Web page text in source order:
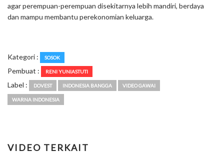
agar perempuan-perempuan disekitarnya lebih mandiri, berdaya
dan mampu membantu perekonomian keluarga.
Kategori : SOSOK
Pembuat : RENI YUNIASTUTI
Label : DOVEST INDONESIA BANGGA VIDEO GAWAI
WARNA INDONESIA
VIDEO TERKAIT